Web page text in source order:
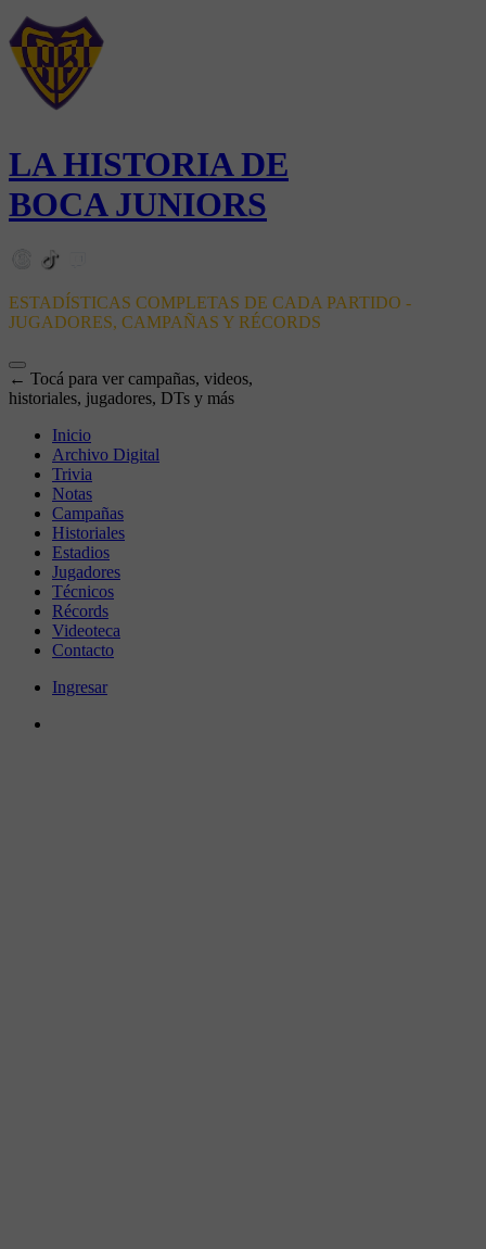
LA HISTORIA DE
BOCA JUNIORS
ESTADÍSTICAS COMPLETAS DE CADA PARTIDO -
JUGADORES, CAMPAÑAS Y RÉCORDS
← Tocá para ver campañas, videos,
historiales, jugadores, DTs y más
Inicio
Archivo Digital
Trivia
Notas
Campañas
Historiales
Estadios
Jugadores
Técnicos
Récords
Videoteca
Contacto
Ingresar